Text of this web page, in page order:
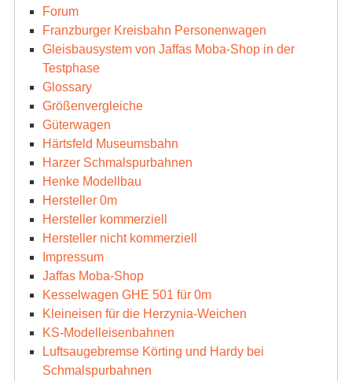
Forum
Franzburger Kreisbahn Personenwagen
Gleisbausystem von Jaffas Moba-Shop in der
Testphase
Glossary
Größenvergleiche
Güterwagen
Härtsfeld Museumsbahn
Harzer Schmalspurbahnen
Henke Modellbau
Hersteller 0m
Hersteller kommerziell
Hersteller nicht kommerziell
Impressum
Jaffas Moba-Shop
Kesselwagen GHE 501 für 0m
Kleineisen für die Herzynia-Weichen
KS-Modelleisenbahnen
Luftsaugebremse Körting und Hardy bei
Schmalspurbahnen